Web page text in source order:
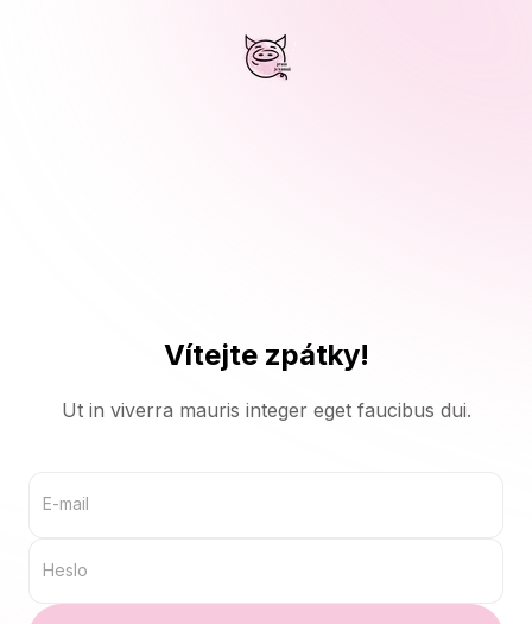
Vítejte zpátky!
Ut in viverra mauris integer eget faucibus dui.
E-mail
Heslo